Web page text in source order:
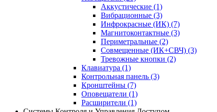
Аккустические (1)
Вибрационные (3)
Инфрокрасные (ИК) (7)
Магнитоконтактные (3)
Периметральные (2)
Совмещенные (ИК+СВЧ) (3)
Тревожные кнопки (2)
Клавиатура (1)
Контрольная панель (3)
Кронштейны (7)
Оповещатели (1)
Расширители (1)